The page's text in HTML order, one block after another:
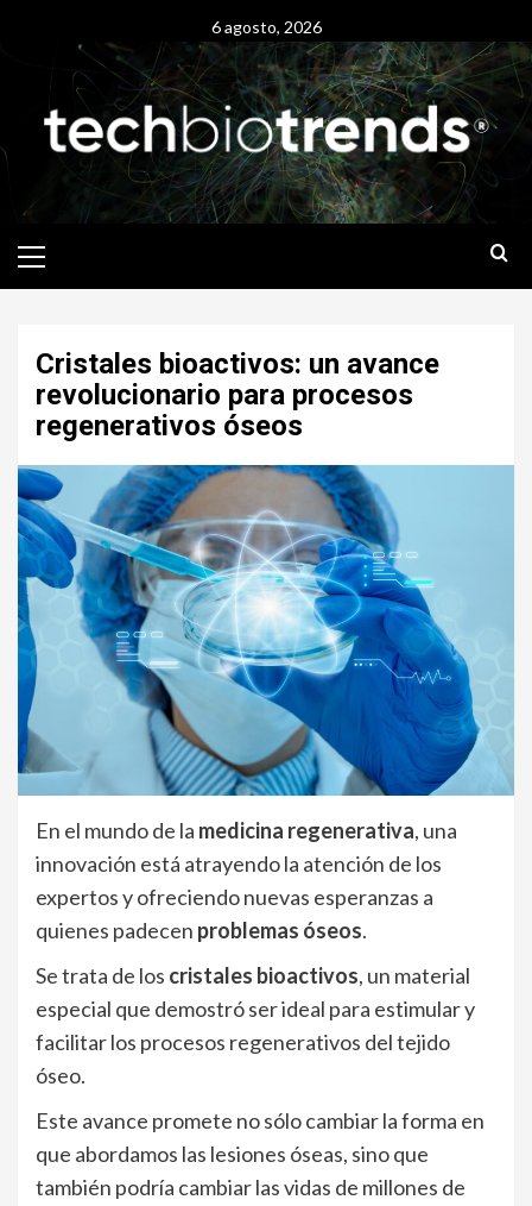
6 agosto, 2026
Menu
Cristales bioactivos: un avance
revolucionario para procesos
regenerativos óseos
En el mundo de la medicina regenerativa, una
innovación está atrayendo la atención de los
expertos y ofreciendo nuevas esperanzas a
quienes padecen problemas óseos.
Se trata de los cristales bioactivos, un material
especial que demostró ser ideal para estimular y
facilitar los procesos regenerativos del tejido
óseo.
Este avance promete no sólo cambiar la forma en
que abordamos las lesiones óseas, sino que
también podría cambiar las vidas de millones de